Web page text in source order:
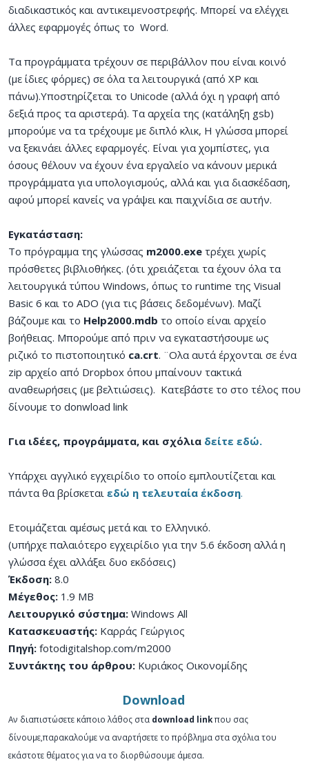
διαδικαστικός και αντικειμενοστρεφής. Μπορεί να ελέγχει
άλλες εφαρμογές όπως το Word.
Τα προγράμματα τρέχουν σε περιβάλλον που είναι κοινό
(με ίδιες φόρμες) σε όλα τα λειτουργικά (από XP και
πάνω).Υποστηρίζεται το Unicode (αλλά όχι η γραφή από
δεξιά προς τα αριστερά). Τα αρχεία της (κατάληξη gsb)
μπορούμε να τα τρέχουμε με διπλό κλικ, Η γλώσσα μπορεί
να ξεκινάει άλλες εφαρμογές. Είναι για χομπίστες, για
όσους θέλουν να έχουν ένα εργαλείο να κάνουν μερικά
προγράμματα για υπολογισμούς, αλλά και για διασκέδαση,
αφού μπορεί κανείς να γράψει και παιχνίδια σε αυτήν.
Εγκατάσταση:
Το πρόγραμμα της γλώσσας m2000.exe τρέχει χωρίς
πρόσθετες βιβλιοθήκες. (ότι χρειάζεται τα έχουν όλα τα
λειτουργικά τύπου Windows, όπως το runtime της Visual
Basic 6 και το ADO (για τις βάσεις δεδομένων). Μαζί
βάζουμε και το Help2000.mdb το οποίο είναι αρχείο
βοήθειας. Μπορούμε από πριν να εγκαταστήσουμε ως
ριζικό το πιστοποιητικό ca.crt. ¨Ολα αυτά έρχονται σε ένα
zip αρχείο από Dropbox όπου μπαίνουν τακτικά
αναθεωρήσεις (με βελτιώσεις). Κατεβάστε το στο τέλος που
δίνουμε το donwload link
Για ιδέες, προγράμματα, και σχόλια δείτε εδώ.
Υπάρχει αγγλικό εγχειρίδιο το οποίο εμπλουτίζεται και
πάντα θα βρίσκεται εδώ η τελευταία έκδοση.
Ετοιμάζεται αμέσως μετά και το Ελληνικό.
(υπήρχε παλαιότερο εγχειρίδιο για την 5.6 έκδοση αλλά η
γλώσσα έχει αλλάξει δυο εκδόσεις)
Έκδοση: 8.0
Μέγεθος: 1.9 MB
Λειτουργικό σύστημα: Windows All
Κατασκευαστής: Καρράς Γεώργιος
Πηγή: fotodigitalshop.com/m2000
Συντάκτης του άρθρου: Κυριάκος Οικονομίδης
Download
Αν διαπιστώσετε κάποιο λάθος στα download linkπου σας
δίνουμε,παρακαλούμε να αναρτήσετε το πρόβλημα στα σχόλια του
εκάστοτε θέματος για να το διορθώσουμε άμεσα.